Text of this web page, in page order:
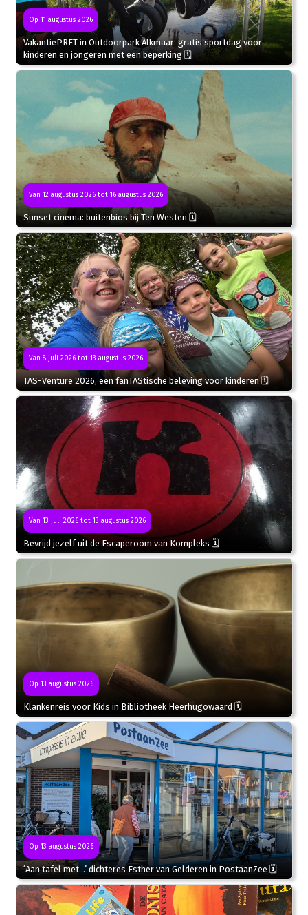
Op 11 augustus 2026
VakantiePRET in Outdoorpark Alkmaar: gratis sportdag voor
kinderen en jongeren met een beperking 🗓
Van 12 augustus 2026 tot 16 augustus 2026
Sunset cinema: buitenbios bij Ten Westen 🗓
Van 8 juli 2026 tot 13 augustus 2026
TAS-Venture 2026, een fanTAStische beleving voor kinderen 🗓
Van 13 juli 2026 tot 13 augustus 2026
Bevrijd jezelf uit de Escaperoom van Kompleks 🗓
Op 13 augustus 2026
Klankenreis voor Kids in Bibliotheek Heerhugowaard 🗓
Op 13 augustus 2026
‘Aan tafel met…’ dichteres Esther van Gelderen in PostaanZee 🗓